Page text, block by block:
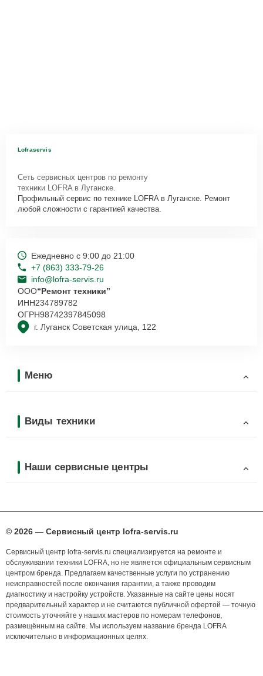
Lofraservis
Сеть сервисных центров по ремонту
техники LOFRA в Луганске.
Профильный сервис по технике LOFRA в Луганске. Ремонт
любой сложности с гарантией качества.
г. Луганск Советская улица, 122
Ежедневно с 9:00 до 21:00
+7 (863) 333-79-26
info@lofra-servis.ru
ООО“Ремонт техники”
ИНН234789782
ОГРН98742397845098
Меню
Виды техники
Наши сервисные центры
© 2026 — Сервисный центр lofra-servis.ru
Сервисный центр lofra-servis.ru специализируется на ремонте и
обслуживании техники LOFRA, но не является официальным сервисным
центром бренда. Предлагаем качественные услуги по устранению
неисправностей после окончания гарантии, а также проводим
диагностику и настройку устройств. Указанные на сайте цены носят
предварительный характер и не считаются публичной офертой — точную
стоимость уточняйте у наших мастеров по номерам телефонов,
размещённым на сайте. Мы используем название бренда LOFRA
исключительно в информационных целях.